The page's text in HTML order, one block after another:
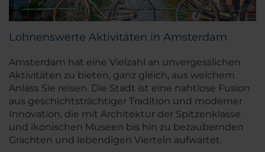
Lohnenswerte Aktivitäten in Amsterdam
Amsterdam hat eine Vielzahl an unvergesslichen
Aktivitäten zu bieten, ganz gleich, aus welchem
Anlass Sie reisen. Die Stadt ist eine nahtlose Fusion
aus geschichtsträchtiger Tradition und moderner
Innovation, die mit Architektur der Spitzenklasse
und ikonischen Museen bis hin zu bezaubernden
Grachten und lebendigen Vierteln aufwartet.